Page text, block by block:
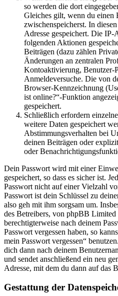
so werden die dort
Gleiches gilt, wenn du einen
zwischenspeicherst. In
Adresse gespeichert. Die
folgenden Aktionen
Beiträgen (dazu zählen
Änderungen an zentralen
Kontoaktivierung, Benutzer-
Anmeldeversuche. Die von
Browser-Kennzeichnung
ist online?“-Funktion
gespeichert.
Schließlich erfordern
weitere Daten gespeichert
Abstimmungsverhalten bei
deinen Beiträgen oder
oder
Dein Passwort wird mit einer
gespeichert, so dass es sicher ist.
Passwort nicht auf einer Vielzahl
Passwort ist dein Schlüssel zu
also geh mit ihm sorgsam um.
des Betreibers, von phpBB
berechtigterweise nach deinem
Passwort vergessen haben, so
mein Passwort vergessen“
dich dann nach deinem
und sendet anschließend ein neu
Adresse, mit dem du dann auf das
Gestattung der